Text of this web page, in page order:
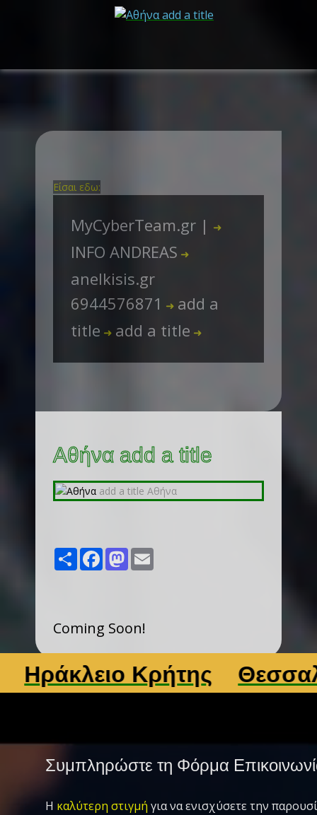
Είσαι εδω:
MyCyberTeam.gr | ➜
INFO ANDREAS ➜
anelkisis.gr
6944576871 ➜ add a
title ➜ add a title ➜
Αθήνα add a title
Share FacebookMastodon
Coming Soon!
Κρήτης
Συμπληρώστε τη Φόρμα
Η καλύτερη στιγμή για να ενισχύσετε την